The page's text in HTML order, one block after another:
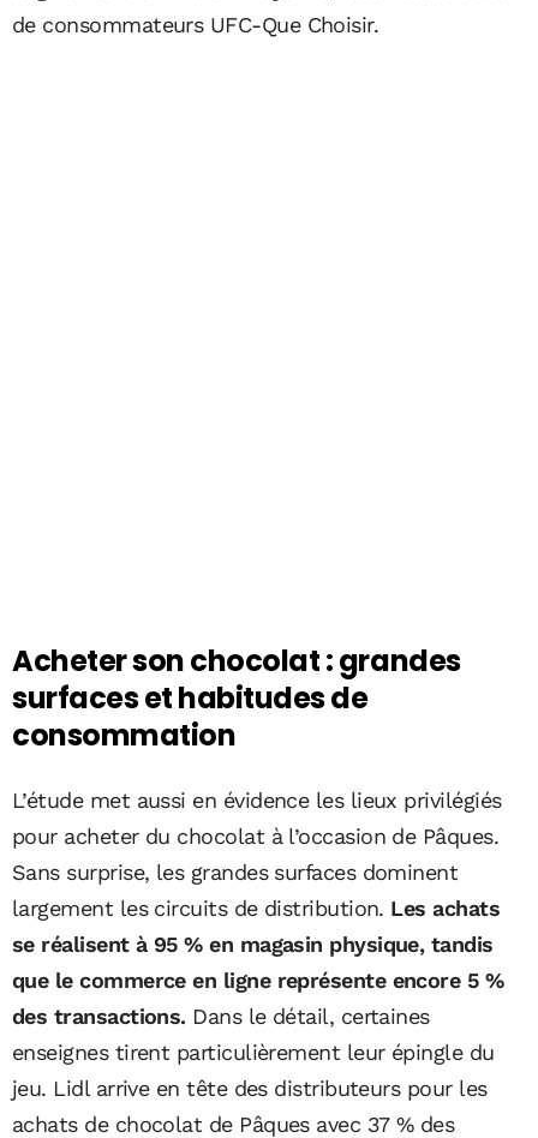
de consommateurs UFC-Que Choisir.
Acheter son chocolat : grandes
surfaces et habitudes de
consommation
L’étude met aussi en évidence les lieux privilégiés
pour acheter du chocolat à l’occasion de Pâques.
Sans surprise, les grandes surfaces dominent
largement les circuits de distribution. Les achats
se réalisent à 95 % en magasin physique, tandis
que le commerce en ligne représente encore 5 %
des transactions. Dans le détail, certaines
enseignes tirent particulièrement leur épingle du
jeu. Lidl arrive en tête des distributeurs pour les
achats de chocolat de Pâques avec 37 % des